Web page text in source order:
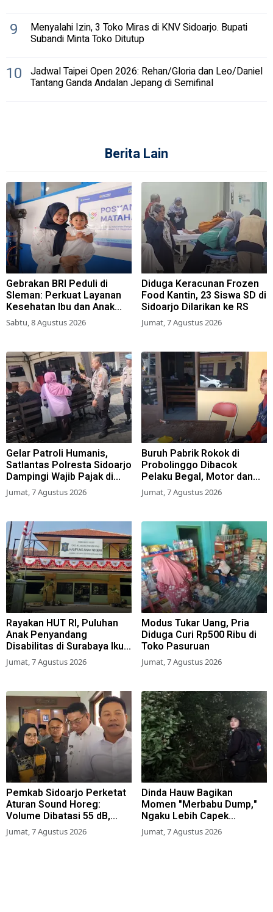
9 Menyalahi Izin, 3 Toko Miras di KNV Sidoarjo. Bupati
Subandi Minta Toko Ditutup
10 Jadwal Taipei Open 2026: Rehan/Gloria dan Leo/Daniel
Tantang Ganda Andalan Jepang di Semifinal
Berita Lain
Gebrakan BRI Peduli di
Sleman: Perkuat Layanan
Kesehatan Ibu dan Anak
Lewat Program Desa
Brilian 1000 HPK
Sabtu, 8 Agustus 2026
Diduga Keracunan Frozen
Food Kantin, 23 Siswa SD di
Sidoarjo Dilarikan ke RS
Jumat, 7 Agustus 2026
Gelar Patroli Humanis,
Satlantas Polresta Sidoarjo
Dampingi Wajib Pajak di
Samsat
Jumat, 7 Agustus 2026
Buruh Pabrik Rokok di
Probolinggo Dibacok
Pelaku Begal, Motor dan
Tas Amblas
Jumat, 7 Agustus 2026
Rayakan HUT RI, Puluhan
Anak Penyandang
Disabilitas di Surabaya Ikuti
Beragam Lomba
Jumat, 7 Agustus 2026
Modus Tukar Uang, Pria
Diduga Curi Rp500 Ribu di
Toko Pasuruan
Jumat, 7 Agustus 2026
Pemkab Sidoarjo Perketat
Aturan Sound Horeg:
Volume Dibatasi 55 dB,
Wajib Kantongi Izin
Jumat, 7 Agustus 2026
Dinda Hauw Bagikan
Momen "Merbabu Dump,"
Ngaku Lebih Capek
Dibanding Gunung Sumbing
Jumat, 7 Agustus 2026